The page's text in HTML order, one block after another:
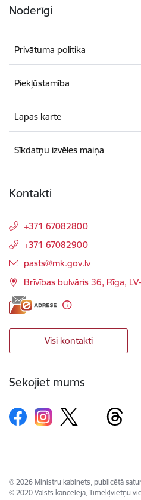
Noderīgi
Privātuma politika
Piekļūstamība
Lapas karte
Sīkdatņu izvēles maiņa
Kontakti
+371 67082800
+371 67082900
E-pasts:
pasts@mk.gov.lv
Brīvības bulvāris 36, Rīga,
Visi kontakti
Sekojiet mums
© 2026 Ministru kabinets, publicētā
© 2020 Valsts kanceleja, Tīmekļvietņu